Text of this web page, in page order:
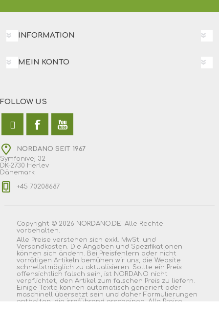
INFORMATION
MEIN KONTO
FOLLOW US
NORDANO SEIT 1967
Symfonivej 32
DK-2730 Herlev
Dänemark
+45 70208687
Copyright © 2026 NORDANO.DE. Alle Rechte
vorbehalten.
Alle Preise verstehen sich exkl. MwSt. und
Versandkosten. Die Angaben und Spezifikationen
können sich ändern. Bei Preisfehlern oder nicht
vorrätigen Artikeln bemühen wir uns, die Website
schnellstmöglich zu aktualisieren. Sollte ein Preis
offensichtlich falsch sein, ist NORDANO nicht
verpflichtet, den Artikel zum falschen Preis zu liefern.
Einige Texte können automatisch generiert oder
maschinell übersetzt sein und daher Formulierungen
enthalten, die irreführend erscheinen. Alle Preise